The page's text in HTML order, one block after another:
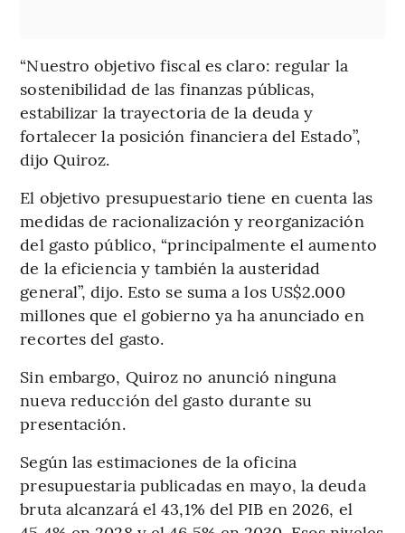
“Nuestro objetivo fiscal es claro: regular la
sostenibilidad de las finanzas públicas,
estabilizar la trayectoria de la deuda y
fortalecer la posición financiera del Estado”,
dijo Quiroz.
El objetivo presupuestario tiene en cuenta las
medidas de racionalización y reorganización
del gasto público, “principalmente el aumento
de la eficiencia y también la austeridad
general”, dijo. Esto se suma a los US$2.000
millones que el gobierno ya ha anunciado en
recortes del gasto.
Sin embargo, Quiroz no anunció ninguna
nueva reducción del gasto durante su
presentación.
Según las estimaciones de la oficina
presupuestaria publicadas en mayo, la deuda
bruta alcanzará el 43,1% del PIB en 2026, el